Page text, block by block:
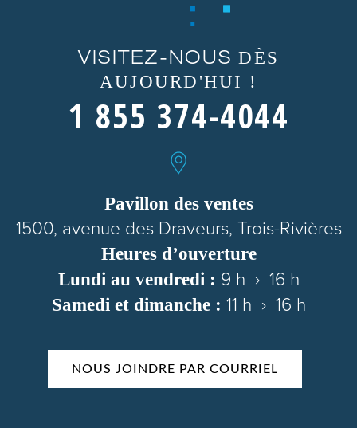
VISITEZ-NOUS DÈS
AUJOURD'HUI !
1 855 374-4044
Pavillon des ventes
1500, avenue des Draveurs, Trois-Rivières
Heures d’ouverture
Lundi au vendredi : 9 h › 16 h
Samedi et dimanche : 11 h › 16 h
NOUS JOINDRE PAR COURRIEL